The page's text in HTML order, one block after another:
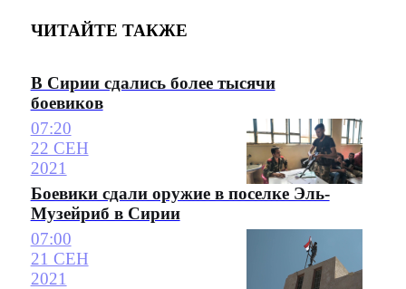
ЧИТАЙТЕ ТАКЖЕ
В Сирии сдались более тысячи
боевиков
07:20
22 СЕН
2021
Боевики сдали оружие в поселке Эль-
Музейриб в Сирии
07:00
21 СЕН
2021